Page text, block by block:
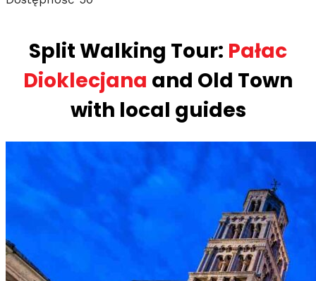
Split Walking Tour: Pałac
Dioklecjana and Old Town
with local guides